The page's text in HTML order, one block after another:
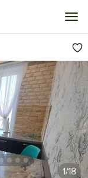
1/18